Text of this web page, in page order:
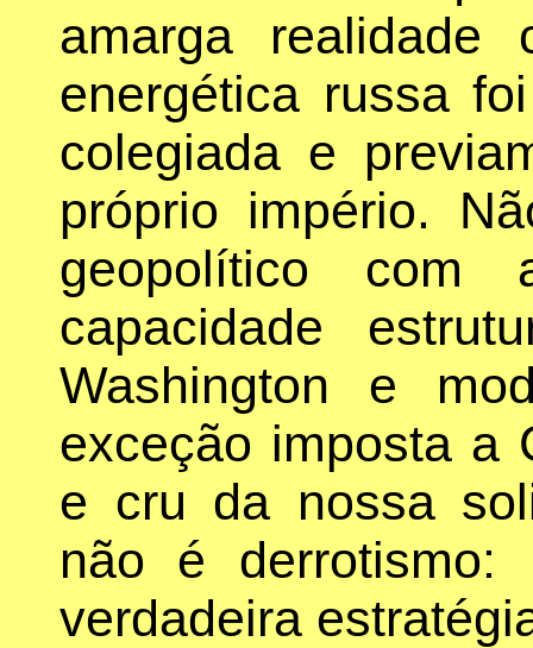
amarga realidade
energética russa
colegiada e
próprio império.
geopolítico
capacidade
Washington e
exceção imposta a
e cru da nossa
não é
verdadeira